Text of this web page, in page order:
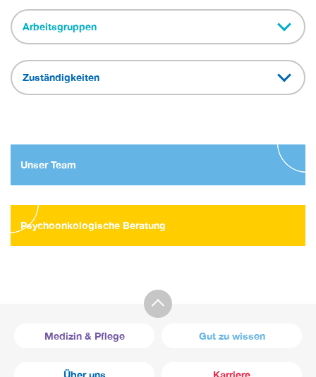
Arbeitsgruppen
Zuständigkeiten
Unser Team
Psychoonkologische Beratung
Medizin & Pflege Gut zu wissen
Über uns Karriere